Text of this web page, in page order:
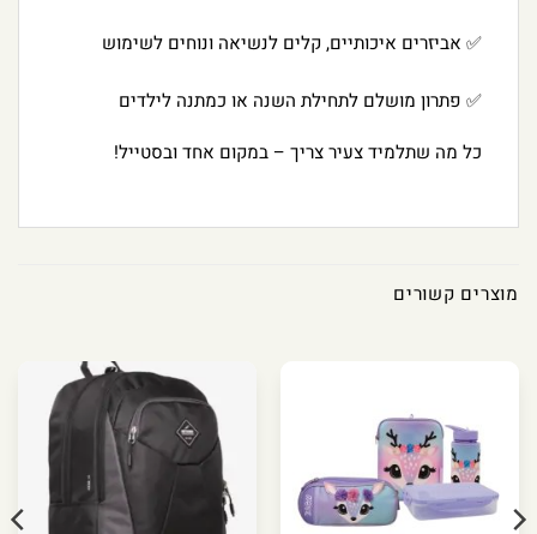
✅ אביזרים איכותיים, קלים לנשיאה ונוחים לשימוש
✅ פתרון מושלם לתחילת השנה או כמתנה לילדים
כל מה שתלמיד צעיר צריך – במקום אחד ובסטייל!
מוצרים קשורים